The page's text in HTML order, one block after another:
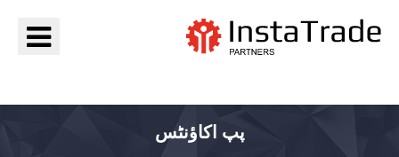
پپ اکاؤنٹس